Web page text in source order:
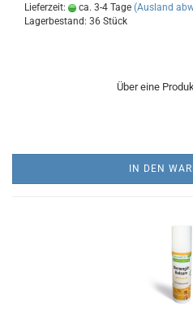
Lieferzeit:
ca. 3-4 Tage (Ausland
Lagerbestand: 36 Stück
Über eine
IN DEN